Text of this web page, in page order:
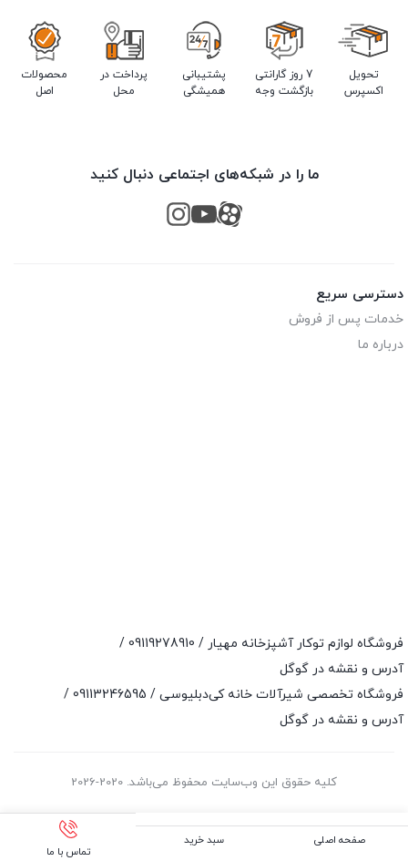
تحویل
اکسپرس
7 روز گارانتی
بازگشت وجه
پشتیبانی
همیشگی
پرداخت در
محل
محصولات
اصل
ما را در شبکه‌های اجتماعی دنبال کنید
دسترسی سریع
خدمات پس از فروش
درباره ما
فروشگاه لوازم توکار آشپزخانه مهیار / 09119278910
/
آدرس و نقشه در گوگل
فروشگاه تخصصی شیرآلات خانه کی‌دبلیوسی / 09113246595
/
آدرس و نقشه در گوگل
کلیه حقوق این وب‌سایت محفوظ می‌باشد. 2020-2026
صفحه اصلی
سبد خرید
تماس با ما